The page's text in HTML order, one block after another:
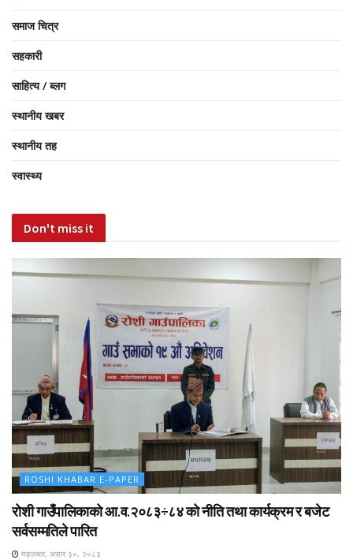
समाज चित्र
सहकारी
साहित्य / ब्लग
स्थानीय खबर
स्थानीय तह
स्वास्थ्य
Don't miss it
ROSHI KHABAR E-PAPER
रोशी गाउँपालिकाको आ.व.२०८३÷८४ को नीति तथा कार्यक्रम र बजेट
सर्वसम्मतिले पारित
मङ्लबार, असार ३०, २०८३